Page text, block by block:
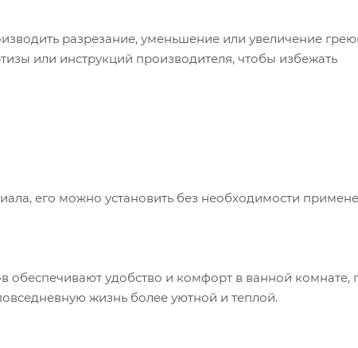
разрезание, уменьшение или увеличение
или инструкций производителя, чтобы избежать
его можно установить без необходимости
обеспечивают удобство и комфорт в ванной комнате,
жизнь более уютной и теплой.